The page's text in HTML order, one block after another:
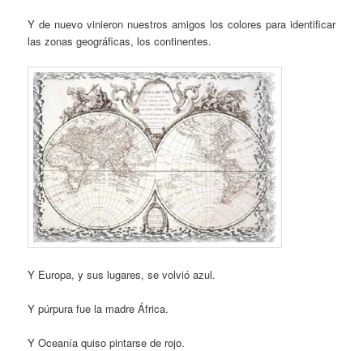
Y de nuevo vinieron nuestros amigos los colores para identificar
las zonas geográficas, los continentes.
Y Europa, y sus lugares, se volvió azul.
Y púrpura fue la madre África.
Y Oceanía quiso pintarse de rojo.